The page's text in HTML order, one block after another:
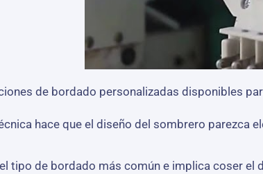
de bordado personalizadas disponibles
hace que el diseño del sombrero parezca
tipo de bordado más común e implica coser